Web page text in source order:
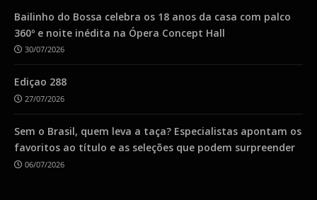
Bailinho do Bossa celebra os 18 anos da casa com palco
360º e noite inédita na Ópera Concept Hall
30/07/2026
Ediçao 288
27/07/2026
Sem o Brasil, quem leva a taça? Especialistas apontam os
favoritos ao título e as seleções que podem surpreender
06/07/2026